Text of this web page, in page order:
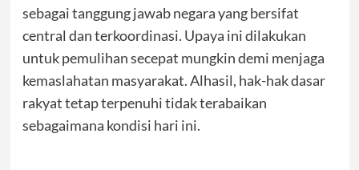
sebagai tanggung jawab negara yang bersifat
central dan terkoordinasi. Upaya ini dilakukan
untuk pemulihan secepat mungkin demi menjaga
kemaslahatan masyarakat. Alhasil, hak-hak dasar
rakyat tetap terpenuhi tidak terabaikan
sebagaimana kondisi hari ini.